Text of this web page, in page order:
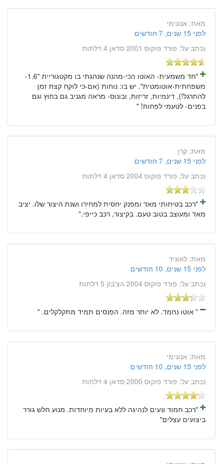
מאת: אנונימי
לפני 15 שנים, 7 חודשים
נכתב על: פורד פוקוס 2001 סדאן 4 דלתות
"חד משמעית- האוטו הכי-מהנה שנהגתי בו מקטגוריית "1.6-
משפחתית-אוטומטית". יש בו: נוחות (אם-כי לוקח קצת זמן
להתרגל!), דינמיות, זריזות, ובונוס- מראה מגניב גם בחוץ וגם
בפנים- לטעמי לפחות! "
מאת: קרן
לפני 15 שנים, 7 חודשים
נכתב על: פורד פוקוס 2004 סדאן 4 דלתות
"רכב בטיחותי מאד ומפנק יחסית למחירו ושנת היצור שלו. יציב
מאד ומעוצב בטוב טעם. בקיצור, רכב כייפי."
מאת: לאוניד
לפני 15 שנים, 10 חודשים
נכתב על: פורד פוקוס 2004 הצ'בק 5 דלתות
" אוטו נחמד. לא יותר מזה. הפנסים תמיד מתקלקלים. "
מאת: אנונימי
לפני 15 שנים, 10 חודשים
נכתב על: פורד פוקוס 2000 סדאן 4 דלתות
"רכב חמוד ונעים לנהיגה ללא בעיות מיוחדות. מנוע חלש גורר
ביצועים עצלים"